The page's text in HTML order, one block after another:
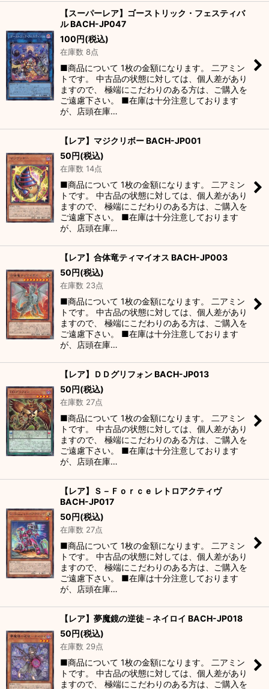
【スーパーレア】ゴーストリック・フェスティバ
ル BACH-JP047
100円(税込)
在庫数 8点
■商品について 1枚の金額になります。 二アミン
トです。 中古品の状態に対しては、個人差があり
ますので、 極端にこだわりのある方は、ご購入を
ご遠慮下さい。 ■在庫は十分注意しております
が、店頭在庫…
【レア】マジクリボー BACH-JP001
50円(税込)
在庫数 14点
■商品について 1枚の金額になります。 二アミン
トです。 中古品の状態に対しては、個人差があり
ますので、 極端にこだわりのある方は、ご購入を
ご遠慮下さい。 ■在庫は十分注意しております
が、店頭在庫…
【レア】合体竜ティマイオス BACH-JP003
50円(税込)
在庫数 23点
■商品について 1枚の金額になります。 二アミン
トです。 中古品の状態に対しては、個人差があり
ますので、 極端にこだわりのある方は、ご購入を
ご遠慮下さい。 ■在庫は十分注意しております
が、店頭在庫…
【レア】ＤＤグリフォン BACH-JP013
50円(税込)
在庫数 27点
■商品について 1枚の金額になります。 二アミン
トです。 中古品の状態に対しては、個人差があり
ますので、 極端にこだわりのある方は、ご購入を
ご遠慮下さい。 ■在庫は十分注意しております
が、店頭在庫…
【レア】Ｓ－Ｆｏｒｃｅ レトロアクティヴ
BACH-JP017
50円(税込)
在庫数 27点
■商品について 1枚の金額になります。 二アミン
トです。 中古品の状態に対しては、個人差があり
ますので、 極端にこだわりのある方は、ご購入を
ご遠慮下さい。 ■在庫は十分注意しております
が、店頭在庫…
【レア】夢魔鏡の逆徒－ネイロイ BACH-JP018
50円(税込)
在庫数 29点
■商品について 1枚の金額になります。 二アミン
トです。 中古品の状態に対しては、個人差があり
ますので、 極端にこだわりのある方は、ご購入を